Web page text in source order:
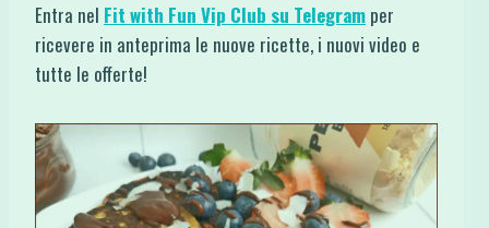
Entra nel Fit with Fun Vip Club su Telegram per
ricevere in anteprima le nuove ricette, i nuovi video e
tutte le offerte!